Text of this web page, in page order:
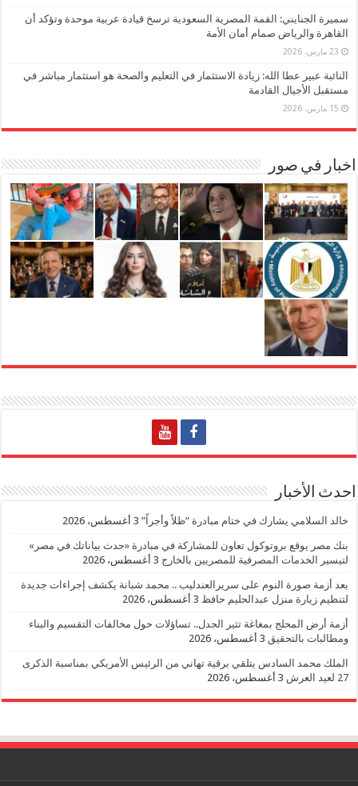
سميرة الجنايني: القمة المصرية السعودية ترسخ قيادة عربية موحدة وتؤكد أن
القاهرة والرياض صمام أمان الأمة
23 مارس، 2026
النائبة عبير عطا الله: زيادة الاستثمار في التعليم والصحة هو استثمار مباشر في
مستقبل الأجيال القادمة
15 مارس، 2026
اخبار في صور
احدث الأخبار
خالد السلامي يشارك في ختام مبادرة “ظلاً وأجراً” 3 أغسطس، 2026
بنك مصر يوقع بروتوكول تعاون للمشاركة في مبادرة «حدث بياناتك في مصر»
لتيسير الخدمات المصرفية للمصريين بالخارج 3 أغسطس، 2026
بعد أزمة صورة النوم على سريرالعندليب .. محمد شبانة يكشف إجراءات جديدة
لتنظيم زيارة منزل عبدالحليم حافظ 3 أغسطس، 2026
أزمة أرض المحلج بمغاغة تثير الجدل.. تساؤلات حول مخالفات التقسيم والبناء
ومطالبات بالتحقيق 3 أغسطس، 2026
الملك محمد السادس يتلقي برقية تهاني من الرئيس الأمريكي بمناسبة الذكرى
27 لعيد العرش
3 أغسطس، 2026